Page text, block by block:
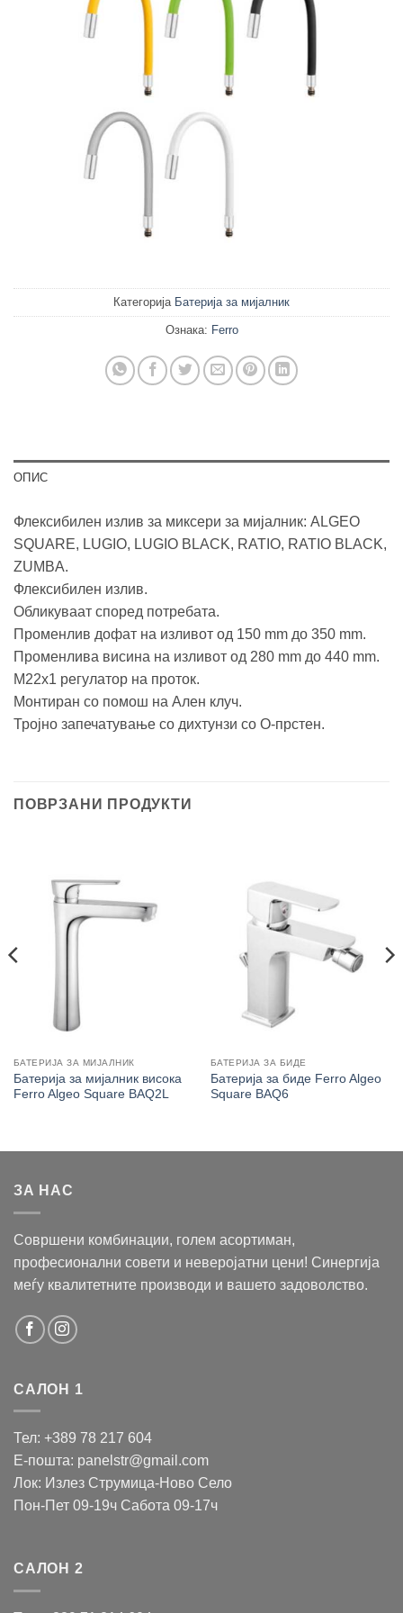
Категорија Батерија за мијалник
Ознака: Ferro
ОПИС
Флексибилен излив за миксери за мијалник: ALGEO
SQUARE, LUGIO, LUGIO BLACK, RATIO, RATIO BLACK,
ZUMBA.
Флексибилен излив.
Обликуваат според потребата.
Променлив дофат на изливот од 150 mm до 350 mm.
Променлива висина на изливот од 280 mm до 440 mm.
М22х1 регулатор на проток.
Монтиран со помош на Ален клуч.
Тројно запечатување со дихтунзи со О-прстен.
ПОВРЗАНИ ПРОДУКТИ
БАТЕРИЈА ЗА МИЈАЛНИК
Батерија за мијалник висока
Ferro Algeo Square BAQ2L
БАТЕРИЈА ЗА БИДЕ
Батерија за биде Ferro Algeo
Square BAQ6
ЗА НАС
Совршени комбинации, голем асортиман,
професионални совети и неверојатни цени! Синергија
меѓу квалитетните производи и вашето задоволство.
САЛОН 1
Тел: +389 78 217 604
Е-пошта: panelstr@gmail.com
Лок: Излез Струмица-Ново Село
Пон-Пет 09-19ч Сабота 09-17ч
САЛОН 2